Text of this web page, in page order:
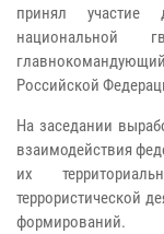
принял участие
национальной
Российской
На заседании
взаимодействия
их
террористической
формирований.